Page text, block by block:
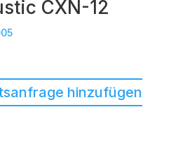
CXN-12
hinzufügen